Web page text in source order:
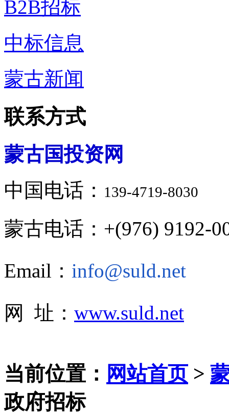
B2B招标
中标信息
蒙古新闻
联系方式
蒙古国投资网
中国电话： 139-4719-8030
蒙古电话：+(976) 9192-
Email： info@suld.net
网 址： www.suld.net
当前位置： 网站首页>
政府招标